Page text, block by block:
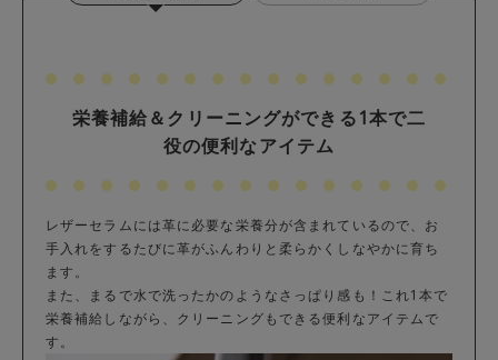
栄養補給＆クリーニングができる1本で二
役の便利なアイテム
レザーセラムには革に必要な栄養分が含まれているので、お
手入れをするたびに革がふんわりと柔らかくしなやかに育ち
ます。
また、まるで水で洗ったかのようなさっぱり感も！これ1本で
栄養補給しながら、クリーニングもできる便利なアイテムで
す。